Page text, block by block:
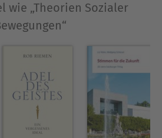
wie „Theorien Sozialer